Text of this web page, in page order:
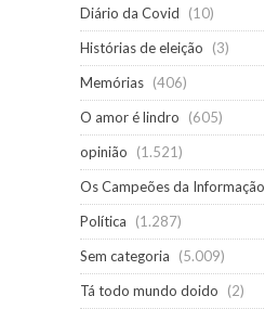
Diário da Covid
(10)
Histórias de eleição
(3)
Memórias (406)
O amor é lindro
(605)
opinião
(1.521)
Os Campeões da Informação
Política
(1.287)
Sem categoria
(5.009)
Tá todo mundo doido
(2)